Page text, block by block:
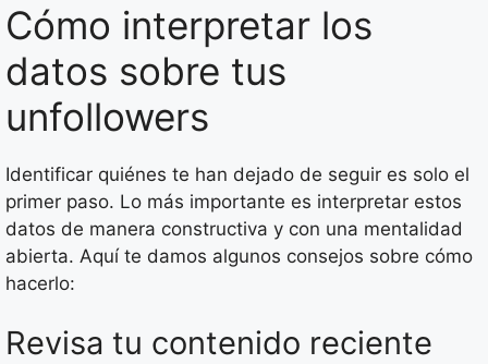
Cómo interpretar los
datos sobre tus
unfollowers
Identificar quiénes te han dejado de seguir es solo el
primer paso. Lo más importante es interpretar estos
datos de manera constructiva y con una mentalidad
abierta. Aquí te damos algunos consejos sobre cómo
hacerlo:
Revisa tu contenido reciente